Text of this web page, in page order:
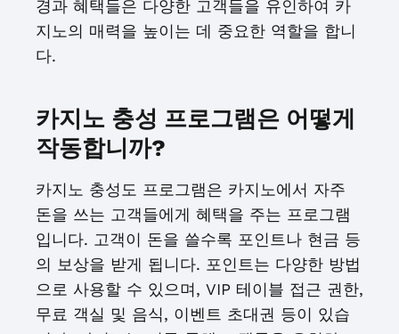
경과 혜택들은 다양한 고객들을 유인하여 카
지노의 매력을 높이는 데 중요한 역할을 합니
다.
카지노 충성 프로그램은 어떻게
작동합니까?
카지노 충성도 프로그램은 카지노에서 자주
돈을 쓰는 고객들에게 혜택을 주는 프로그램
입니다. 고객이 돈을 쓸수록 포인트나 현금 등
의 보상을 받게 됩니다. 포인트는 다양한 방법
으로 사용할 수 있으며, VIP 테이블 접근 권한,
무료 객실 및 음식, 이벤트 초대권 등이 있습